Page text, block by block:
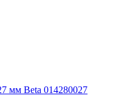
мм Beta 014280027